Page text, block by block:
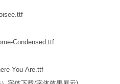
Condensed.ttf
You-Are.ttf